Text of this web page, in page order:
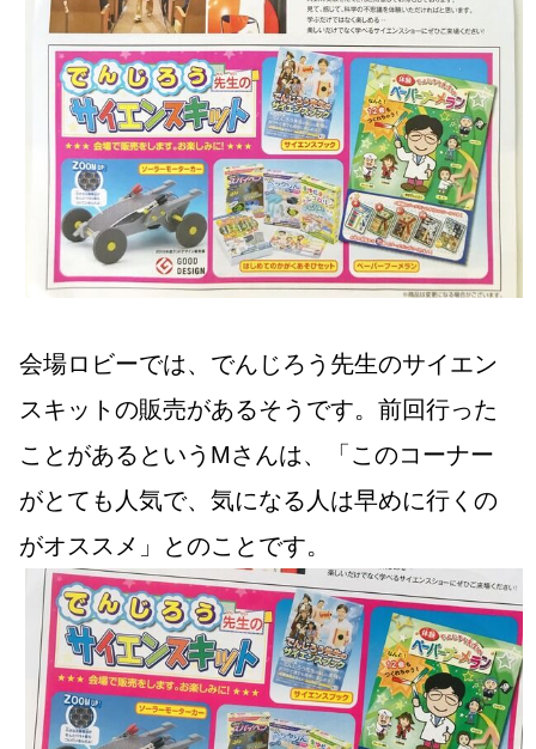
会場ロビーでは、でんじろう先生のサイエン
スキットの販売があるそうです。前回行った
ことがあるというMさんは、「このコーナー
がとても人気で、気になる人は早めに行くの
がオススメ」とのことです。